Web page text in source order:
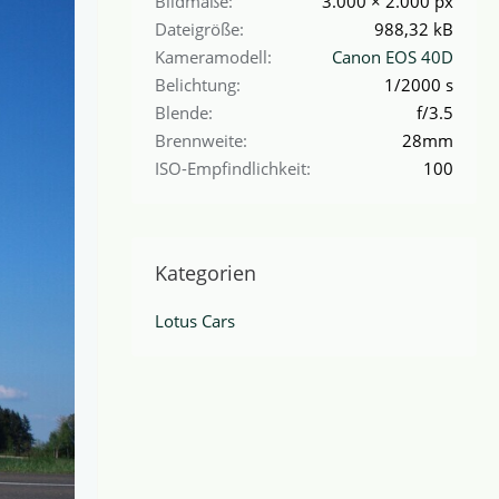
Dateigröße
988,32 kB
Kameramodell
Canon EOS 40D
Belichtung
1/2000 s
Blende
f/3.5
Brennweite
28mm
ISO-Empfindlichkeit
100
Kategorien
Lotus Cars